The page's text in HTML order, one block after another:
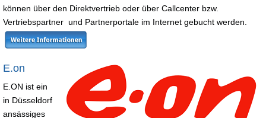
können über den Direktvertrieb oder über Callcenter bzw.
Vertriebspartner und Partnerportale im Internet gebucht werden.
E.on
E.ON ist ein
in Düsseldorf
ansässiges